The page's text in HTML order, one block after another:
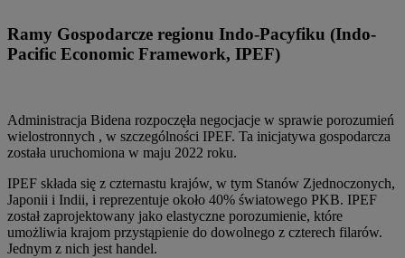
Ramy Gospodarcze regionu Indo-Pacyfiku (Indo-
Pacific Economic Framework, IPEF)
Administracja Bidena rozpoczęła negocjacje w sprawie porozumień
wielostronnych , w szczególności IPEF. Ta inicjatywa gospodarcza
została uruchomiona w maju 2022 roku.
IPEF składa się z czternastu krajów, w tym Stanów Zjednoczonych,
Japonii i Indii, i reprezentuje około 40% światowego PKB. IPEF
został zaprojektowany jako elastyczne porozumienie, które
umożliwia krajom przystąpienie do dowolnego z czterech filarów.
Jednym z nich jest handel.